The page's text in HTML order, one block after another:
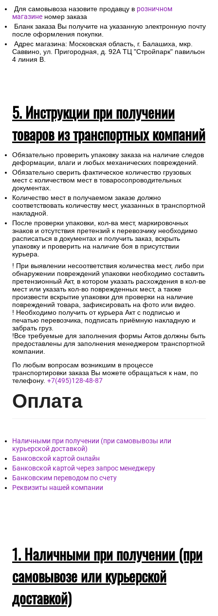
Для самовывоза назовите продавцу в розничном
магазине номер заказа
Бланк заказа Вы получите на указанную электронную почту
после оформления покупки.
Адрес магазина: Московская область, г. Балашиха, мкр.
Саввино, ул. Пригородная, д. 92А ТЦ "Стройпарк" павильон
4 линия В.
5. Инструкции при получении
товаров из транспортных компаний
Обязательно проверить упаковку заказа на наличие следов
деформации, влаги и любых механических повреждений.
Обязательно сверить фактическое количество грузовых
мест с количеством мест в товаросопроводительных
документах.
Количество мест в получаемом заказе должно
соответствовать количеству мест, указанных в транспортной
накладной.
После проверки упаковки, кол-ва мест, маркировочных
знаков и отсутствия претензий к перевозчику необходимо
расписаться в документах и получить заказ, вскрыть
упаковку и проверить на наличие боя в присутствии
курьера.
! При выявлении несоответствия количества мест, либо при
обнаружении повреждений упаковки необходимо составить
претензионный Акт, в котором указать расхождения в кол-ве
мест или указать кол-во поврежденных мест, а также
произвести вскрытие упаковки для проверки на наличие
повреждений товара, зафиксировать на фото или видео.
! Необходимо получить от курьера Акт с подписью и
печатью перевозчика, подписать приёмную накладную и
забрать груз.
!Все требуемые для заполнения формы Актов должны быть
предоставлены для заполнения менеджером транспортной
компании.
По любым вопросам возникшим в процессе
транспортировки заказа Вы можете обращаться к нам, по
телефону. +7(495)128-48-87
Оплата
Наличными при получении (при самовывозы или
курьерской доставкой)
Банковской картой онлайн
Банковской картой через запрос менеджеру
Банковским переводом по счету
Реквизиты нашей компании
1. Наличными при получении (при
самовывозе или курьерской
доставкой)